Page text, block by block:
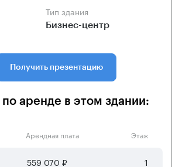
Тип здания
Бизнес-центр
Получить презентацию
аренде в этом здании:
Арендная плата Этаж
559 070 ₽ 1